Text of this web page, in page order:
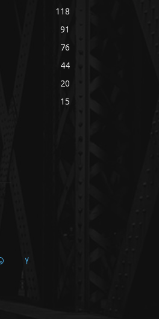
118
91
76
44
20
15